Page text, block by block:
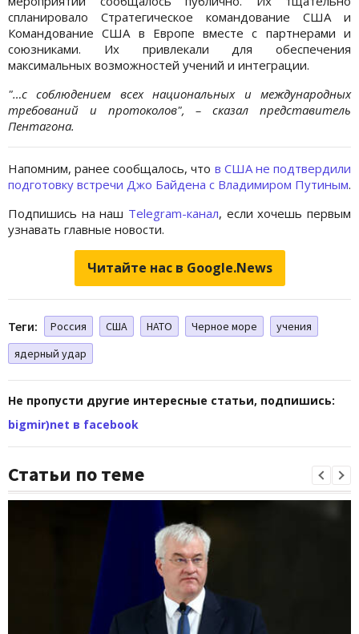
спланировало Стратегическое командование США и
Командование США в Европе вместе с партнерами и
союзниками. Их привлекали для обеспечения
максимальных возможностей учений и интеграции.
"…с соблюдением всех национальных и международных
требований и протоколов", – сказал представитель
Пентагона.
Напомним, ранее сообщалось, что в США не подтвердили
подготовку встречи Джо Байдена с Владимиром Путиным.
Подпишись на наш Telegram-канал, если хочешь первым
узнавать главные новости.
Читайте нас в Google.News
Теги: Россия США НАТО Черное море
учения
ядерный удар
Не пропусти другие интересные статьи, подпишись:
bigmir)net в facebook
Статьи по теме